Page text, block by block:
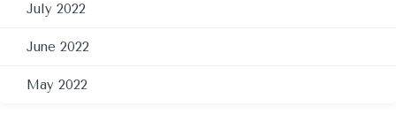
July 2022
June 2022
May 2022